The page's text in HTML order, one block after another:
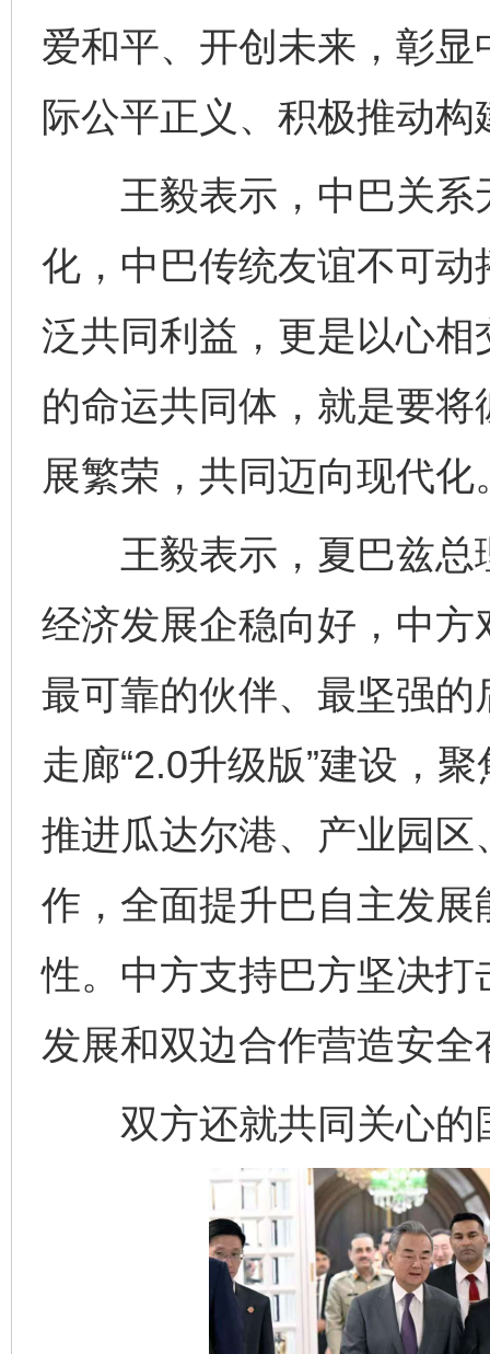
爱和平、开创未来，彰
际公平正义、积极推动
王毅表示，中巴关系
化，中巴传统友谊不可
泛共同利益，更是以心
的命运共同体，就是要
展繁荣，共同迈向现代化
王毅表示，夏巴兹总
经济发展企稳向好，中
最可靠的伙伴、最坚强
走廊“2.0升级版”建设，
推进瓜达尔港、产业园
作，全面提升巴自主发
性。中方支持巴方坚决
发展和双边合作营造安全
双方还就共同关心的